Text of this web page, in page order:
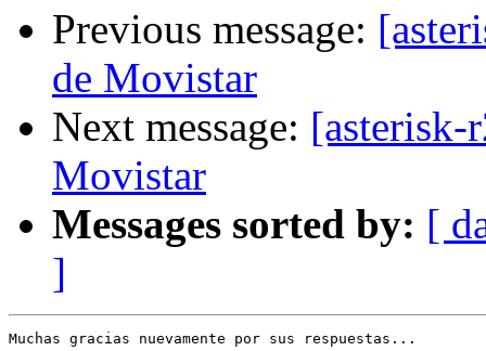
Previous message:
de Movistar
Next message: [asterisk-
Movistar
Messages sorted by: [
]
Muchas gracias nuevamente por sus respuestas...